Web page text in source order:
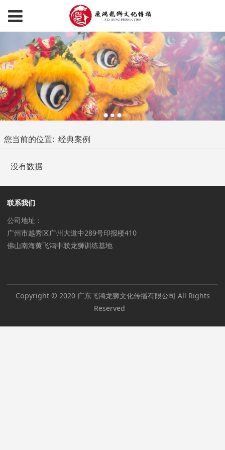
您当前的位置: 经典案例
没有数据
联系我们
公司地址：
广州市越秀区广州大道中289号印报楼410
佛山南海黄飞鸿中联龙狮训练基地
Copyright © 2020 广东飞鸿龙狮文化传播有限公司 All Rights
Reserved